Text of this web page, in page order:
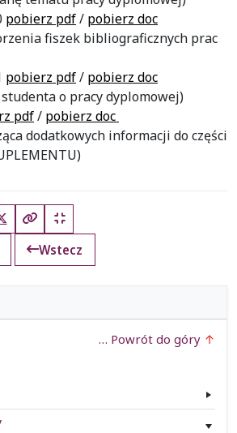
pobierz pdf/ pobierz doc
fiszek bibliograficznych prac
pobierz pdf/ pobierz doc
o pracy dyplomowej)
pdf/ pobierz doc
dodatkowych informacji do części
X (Twitter)
Kopiuj pełny link
Kopiuj krótki link
Wstecz
… Powrót do góry